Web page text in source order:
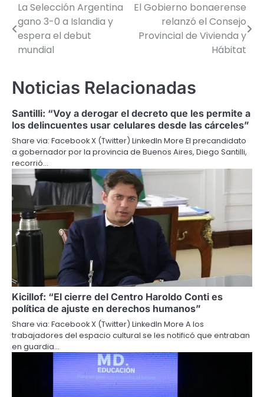
Navegación
de
entradas
La Selección Argentina
gano 3-0 a Islandia y
espera el debut
mundial
El Gobierno bonaerense
relanzó el Consejo
Provincial de Vivienda y
Hábitat
Noticias Relacionadas
Santilli: “Voy a derogar el decreto que les permite a
los delincuentes usar celulares desde las cárceles”
Share via: Facebook X (Twitter) LinkedIn More El precandidato
a gobernador por la provincia de Buenos Aires, Diego Santilli,
recorrió…
Kicillof: “El cierre del Centro Haroldo Conti es
política de ajuste en derechos humanos”
Share via: Facebook X (Twitter) LinkedIn More A los
trabajadores del espacio cultural se les notificó que entraban
en guardia…